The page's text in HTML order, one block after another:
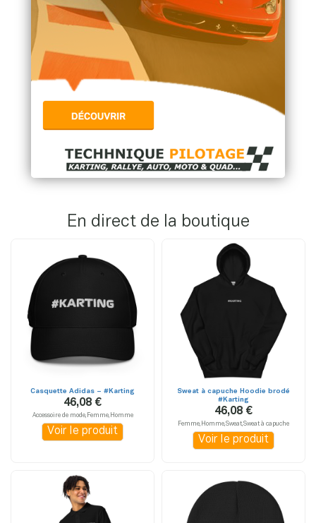
En direct de la boutique
Casquette Adidas – #Karting
46,08 €
Accessoire de mode,Femme,Homme
Voir le produit
Sweat à capuche Hoodie brodé
#Karting
46,08 €
Femme,Homme,Sweat,Sweat à capuche
Voir le produit